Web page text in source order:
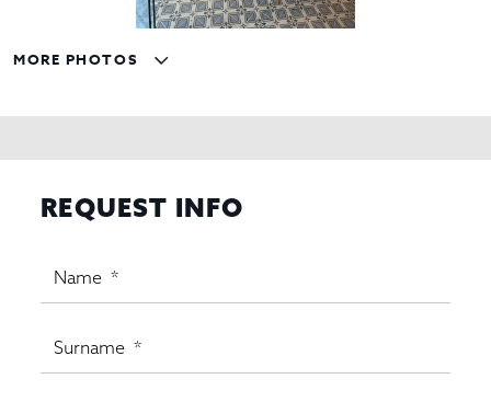
MORE PHOTOS
REQUEST INFO